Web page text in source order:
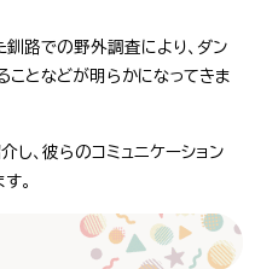
路での野外調査により、ダン
となどが明らかになってきま
し、彼らのコミュニケーション
。